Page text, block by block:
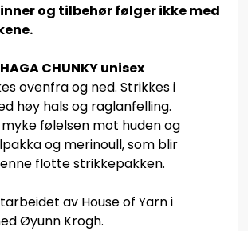
og tilbehør følger ikke med
CHUNKY unisex
ovenfra og ned. Strikkes i
høy hals og raglanfelling.
følelsen mot huden og
og merinoull, som blir
flotte strikkepakken.
av House of Yarn i
Øyunn Krogh.